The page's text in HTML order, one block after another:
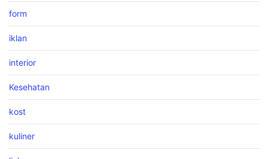
form
iklan
interior
Kesehatan
kost
kuliner